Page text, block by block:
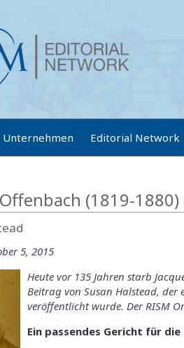
Unternehmen Editorial Network
Offenbach (1819-
5, 2015
Heute vor 135 Jahren starb
Beitrag von Susan Halstead, der
veröffentlicht wurde. Der RISM
Ein passendes Gericht für die